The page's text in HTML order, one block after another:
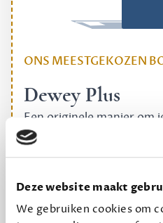
Deze website maakt
We gebruiken cookies om
ONS MEESTGEKOZEN
Dewey Plus
Een originele manier om
halen.
12,50 per
Geef